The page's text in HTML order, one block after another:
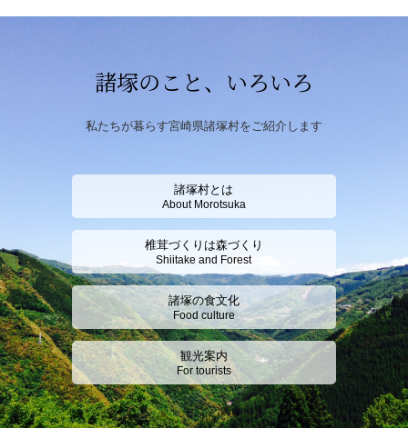
諸塚のこと、いろいろ
私たちが暮らす宮崎県諸塚村をご紹介します
諸塚村とは
About Morotsuka
椎茸づくりは森づくり
Shiitake and Forest
諸塚の食文化
Food culture
観光案内
For tourists